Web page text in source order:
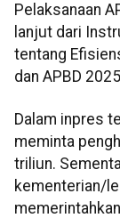
Pelaksanaan
lanjut dari
tentang
dan APBD
Dalam inpres
meminta
triliun.
kementerian/